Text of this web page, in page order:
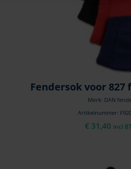
Fendersok voor
Merk: DAN
Artikelnummer:
€ 31,40 incl